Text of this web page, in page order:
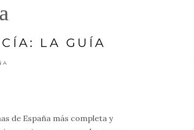
LA GUÍA
de España más completa y